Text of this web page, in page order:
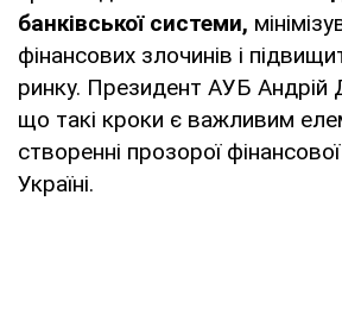
банківської системи,
фінансових злочинів і
ринку. Президент АУБ Андрій
що такі кроки є важливим
створенні прозорої
Україні.